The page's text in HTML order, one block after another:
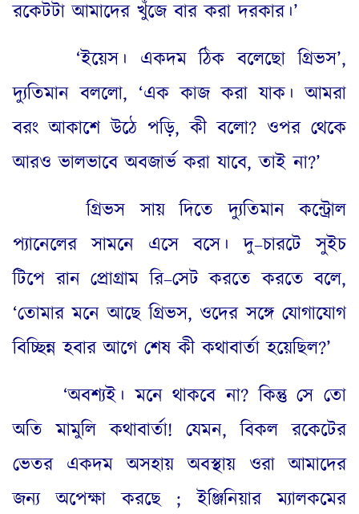
রকেটটা আমাদের খুঁজে বার করা দরকার।’
‘ইয়েস। একদম ঠিক বলেছো গ্রিভস’,
দ্যুতিমান বললো, ‘এক কাজ করা যাক। আমরা
বরং আকাশে উঠে পড়ি,কী বলো? ওপর থেকে
আরও ভালভাবে অবজার্ভ করা যাবে,তাই না?’
গ্রিভস সায় দিতে দ্যুতিমান কন্ট্রোল
প্যানেলের সামনে এসে বসে । দু–চারটে সুইচ
টিপে রান প্রোগ্রাম রি–সেট করতে করতে বলে,
‘তোমার মনে আছে গ্রিভস, ওদের সঙ্গে যোগাযোগ
বিচ্ছিন্ন হবার আগে শেষ কী কথাবার্তা হয়েছিল?’
‘অবশ্যই । মনে থাকবে না?কিন্তু সে তো
অতি মামুলি কথাবার্তা!যেমন,বিকল রকেটের
ভেতর একদম অসহায় অবস্থায় ওরা আমাদের
জন্য অপেক্ষা করছে ;ইঞ্জিনিয়ার ম্যালকমের